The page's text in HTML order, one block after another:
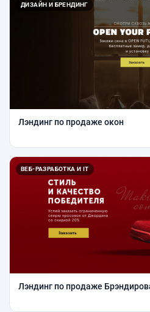
ДИЗАЙН И БРЕНДИНГ
Лэндинг по продаже окон
ВЕБ-РАЗРАБОТКА И IT
Лэндинг по продаже